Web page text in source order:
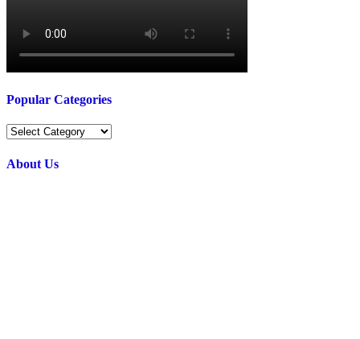
Popular Categories
Popular
About Us